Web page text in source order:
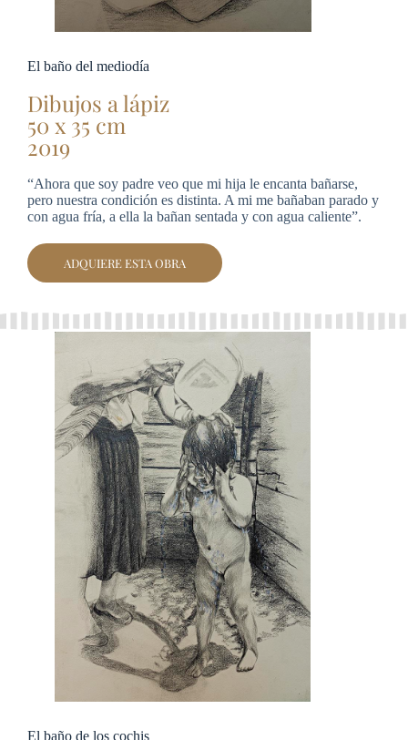
El baño del mediodía
Dibujos a lápiz
50 x 35 cm
2019
“Ahora que soy padre veo que mi hija le encanta bañarse,
pero nuestra condición es distinta. A mi me bañaban parado y
con agua fría, a ella la bañan sentada y con agua caliente”.
ADQUIERE ESTA OBRA
El baño de los cochis